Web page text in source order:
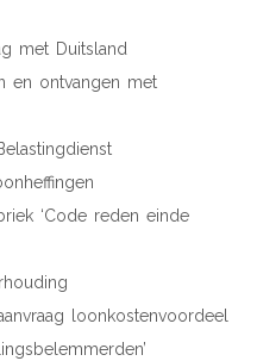
met Duitsland
ontvangen met
‘Code reden einde
loonkostenvoordeel